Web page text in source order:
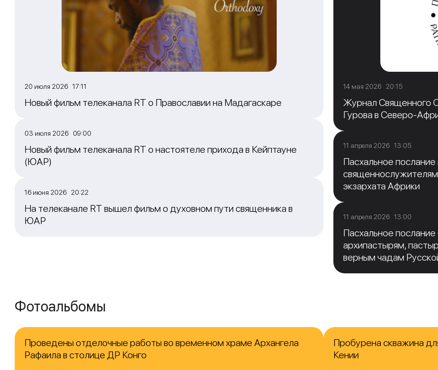
20 июля 2026 17:11
Новый фильм телеканала RT о Православии на Мадагаскаре
03 июля 2026 09:00
Новый фильм телеканала RT о настоятеле прихода в Кейптауне
(ЮАР)
16 июня 2026 20:22
На телеканале RT вышел фильм о духовном пути священника в
ЮАР
14 мая 2026 20:15
Журнал Священного
Гурова в Северо-
11 апреля 2026 13:05
Пасхальное
экзархата Африки
11 апреля 2026 13:00
Пасхальное
архипастырям,
верным чадам
Фотоальбомы
Проведены отделочные работы во временном храме Архангела
Рафаила в столице ДР Конго
Пробурена скважина
Кении